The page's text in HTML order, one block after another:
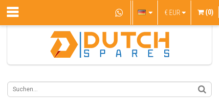
€ EUR (0)